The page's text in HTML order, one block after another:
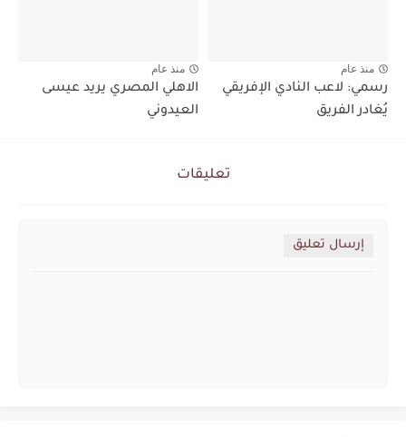
منذ عام
رسمي: لاعب النادي الإفريقي
يُغادر الفريق
منذ عام
الاهلي المصري يريد عيسى
العيدوني
تعليقات
إرسال تعليق